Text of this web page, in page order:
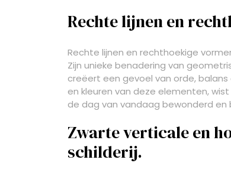
Rechte lijnen en
Rechte lijnen en rechthoekige
Zijn unieke benadering van
creëert een gevoel van orde,
en kleuren van deze elementen,
de dag van vandaag bewonderd
Zwarte verticale en
schilderij.